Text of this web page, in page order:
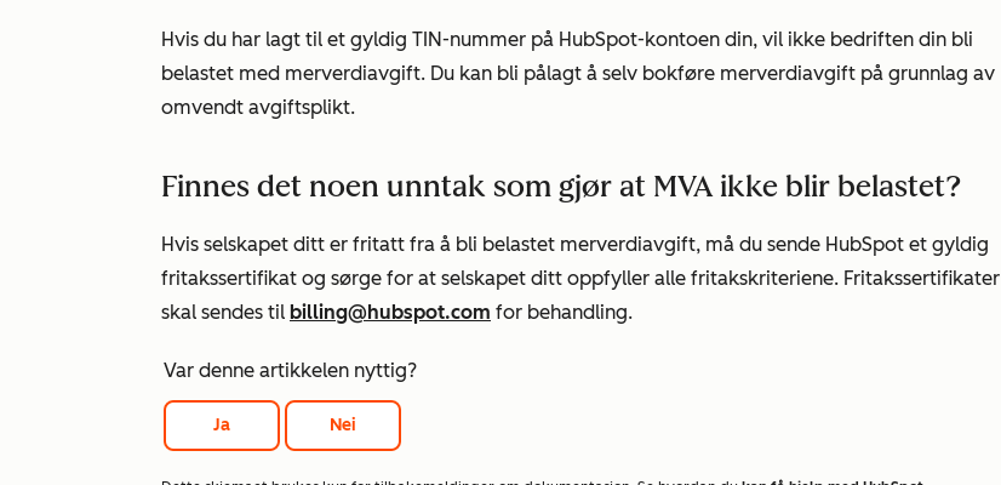
Hvis du har lagt til et gyldig TIN-nummer på HubSpot-kontoen din, vil ikke bedriften din bli
belastet med merverdiavgift. Du kan bli pålagt å selv bokføre merverdiavgift på grunnlag av
omvendt avgiftsplikt.
Finnes det noen unntak som gjør at MVA ikke blir belastet?
Hvis selskapet ditt er fritatt fra å bli belastet merverdiavgift, må du sende HubSpot et gyldig
fritakssertifikat og sørge for at selskapet ditt oppfyller alle fritakskriteriene. Fritakssertifikater
skal sendes til billing@hubspot.com for behandling.
Var denne artikkelen nyttig?
Ja Nei